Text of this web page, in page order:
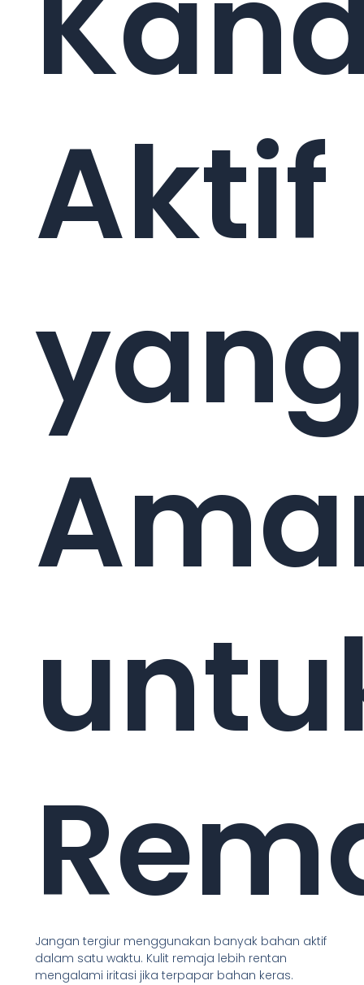
Aktif
Jangan tergiur menggunakan banyak bahan aktif
dalam satu waktu. Kulit remaja lebih rentan
mengalami iritasi jika terpapar bahan keras.